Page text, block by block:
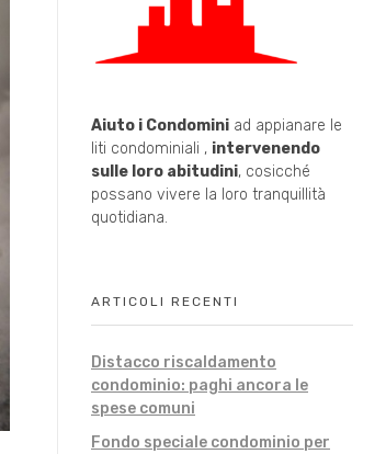
Aiuto i Condomini ad appianare le
liti condominiali , intervenendo
sulle loro abitudini, cosicché
possano vivere la loro tranquillità
quotidiana.
ARTICOLI RECENTI
Distacco riscaldamento
condominio: paghi ancora le
spese comuni
Fondo speciale condominio per